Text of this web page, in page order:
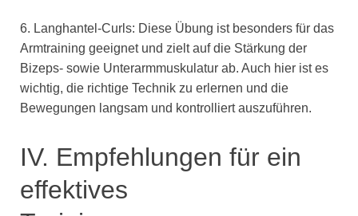
6. Langhantel-Curls: Diese Übung ist besonders für das
Armtraining geeignet und zielt auf die Stärkung der
Bizeps- sowie Unterarmmuskulatur ab. Auch hier ist es
wichtig, die richtige Technik zu erlernen und die
Bewegungen langsam und kontrolliert auszuführen.
IV. Empfehlungen für ein
effektives